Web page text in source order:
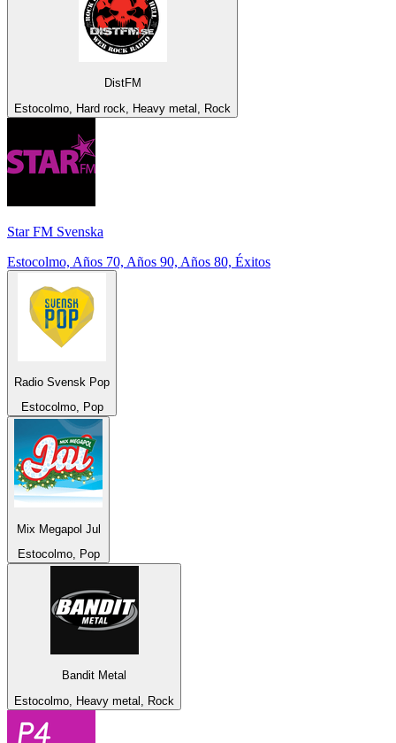
DistFM
Estocolmo, Hard rock, Heavy metal, Rock
Star FM Svenska
Estocolmo, Años 70, Años 90, Años 80, Éxitos
Radio Svensk Pop
Estocolmo, Pop
Mix Megapol Jul
Estocolmo, Pop
Bandit Metal
Estocolmo, Heavy metal, Rock